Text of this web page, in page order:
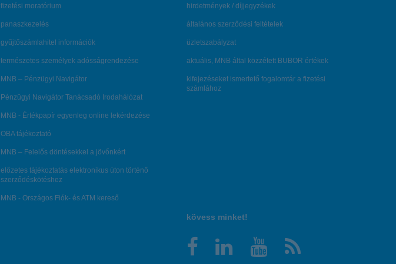
fizetési moratórium
panaszkezelés
gyűjtőszámlahitel információk
természetes személyek adósságrendezése
MNB – Pénzügyi Navigátor
Pénzügyi Navigátor Tanácsadó Irodahálózat
MNB - Értékpapír egyenleg online lekérdezése
OBA tájékoztató
MNB – Felelős döntésekkel a jövőnkért
előzetes tájékoztatás elektronikus úton történő
szerződéskötéshez
MNB - Országos Fiók- és ATM kereső
hirdetmények / díjjegyzékek
általános szerződési feltételek
üzletszabályzat
aktuális, MNB által közzétett BUBOR értékek
kifejezéseket ismertető fogalomtár a fizetési
számlához
kövess minket!